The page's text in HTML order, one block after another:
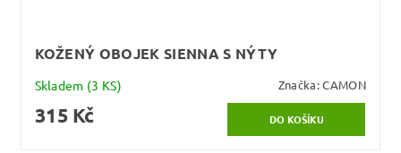
KOŽENÝ OBOJEK SIENNA S NÝTY
Skladem (3 KS) Značka:CAMON
315 Kč